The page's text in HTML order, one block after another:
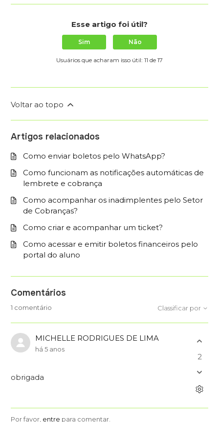
Esse artigo foi útil?
Sim Não
Usuários que acharam isso útil: 11 de 17
Voltar ao topo
Artigos relacionados
Como enviar boletos pelo WhatsApp?
Como funcionam as notificações automáticas de
lembrete e cobrança
Como acompanhar os inadimplentes pelo Setor
de Cobranças?
Como criar e acompanhar um ticket?
Como acessar e emitir boletos financeiros pelo
portal do aluno
Comentários
1 comentário Classificar por
MICHELLE RODRIGUES DE LIMA
há 5 anos
obrigada
2
Por favor, entre para comentar.